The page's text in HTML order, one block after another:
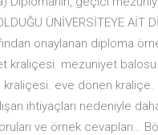
ÜNİVERSİTEYE AİT
onaylanan diploma
kraliçesi. mezuniyet
eve dönen
ihtiyaçları nedeniyle
ve örnek cevapları…